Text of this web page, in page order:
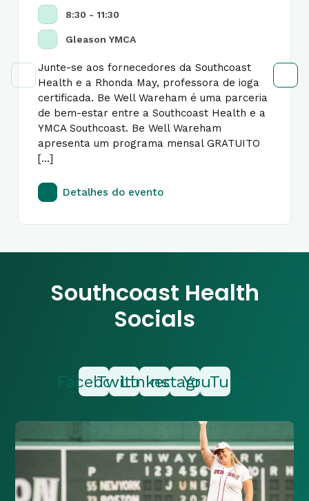
8:30 - 11:30
Gleason YMCA
Junte-se aos fornecedores da Southcoast
Health e a Rhonda May, professora de ioga
certificada. Be Well Wareham é uma parceria
de bem-estar entre a Southcoast Health e a
YMCA Southcoast. Be Well Wareham
apresenta um programa mensal GRATUITO
[...]
Detalhes do evento
Southcoast Health
Socials
Facebook
Twitter
LinkedIn
Instagram
YouTube